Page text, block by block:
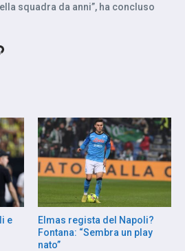
squadra da anni”, ha concluso
e
Elmas regista del Napoli?
Fontana: “Sembra un play
nato”